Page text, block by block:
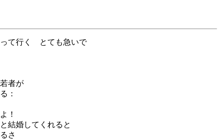
て行く とても急いで
者が
：
！
婚してくれると
さ